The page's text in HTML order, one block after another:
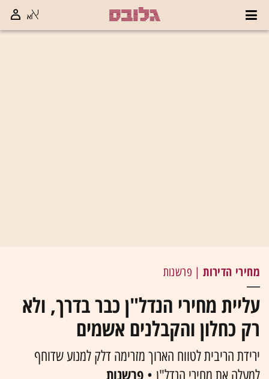
מחירי הדירות| פרשנות
עליית מחירי הנדל"ן כבר בדרך, ולא
רק כחלון והקבלנים אשמים
ירידת הריבית לטווח הארוך מזרימה דלק למנוע שדוחף
למעלה את מחירי הנדל"ן • פרשנות